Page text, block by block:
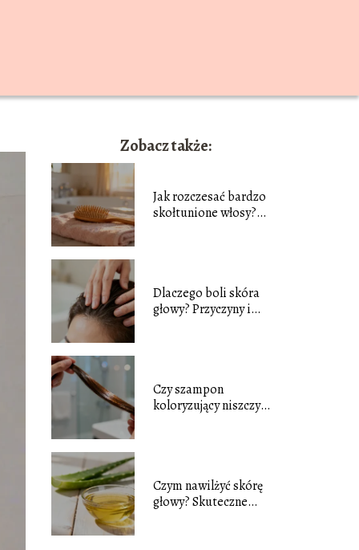
Zobacz także:
Jak rozczesać bardzo
skołtunione włosy?
Dlaczego boli skóra
głowy? Przyczyny i
Czy szampon
koloryzujący niszczy
Czym nawilżyć skórę
głowy? Skuteczne